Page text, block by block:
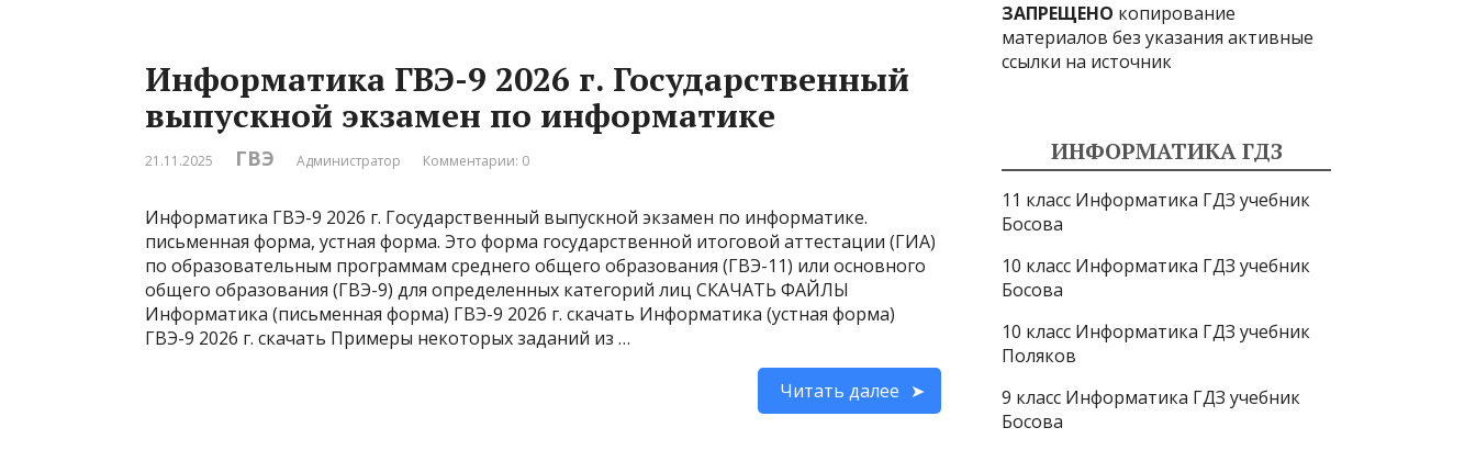
Информатика ГВЭ-9 2026 г. Государственный
выпускной экзамен по информатике
21.11.2025 ГВЭ Администратор Комментарии: 0
Информатика ГВЭ-9 2026 г. Государственный выпускной экзамен по информатике.
письменная форма, устная форма. Это форма государственной итоговой аттестации (ГИА)
по образовательным программам среднего общего образования (ГВЭ-11) или основного
общего образования (ГВЭ-9) для определенных категорий лиц СКАЧАТЬ ФАЙЛЫ
Информатика (письменная форма) ГВЭ-9 2026 г. скачать Информатика (устная форма)
ГВЭ-9 2026 г. скачать Примеры некоторых заданий из …
Читать далее
ЗАПРЕЩЕНО копирование
материалов без указания активные
ссылки на источник
ИНФОРМАТИКА ГДЗ
11 класс Информатика ГДЗ учебник
Босова
10 класс Информатика ГДЗ учебник
Босова
10 класс Информатика ГДЗ учебник
Поляков
9 класс Информатика ГДЗ учебник
Босова